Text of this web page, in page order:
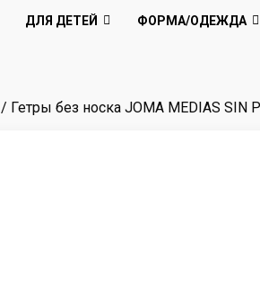
ДЛЯ ДЕТЕЙ ФОРМА/ОДЕЖДА
/ Гетры без носка JOMA MEDIAS SIN